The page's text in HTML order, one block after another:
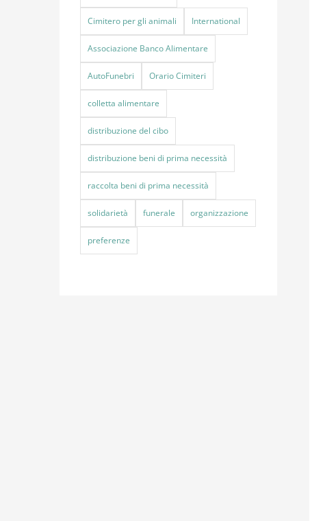
Cimitero per gli animali International
Associazione Banco Alimentare
AutoFunebri Orario Cimiteri
colletta alimentare
distribuzione del cibo
distribuzione beni di prima necessità
raccolta beni di prima necessità
solidarietà funerale organizzazione
preferenze